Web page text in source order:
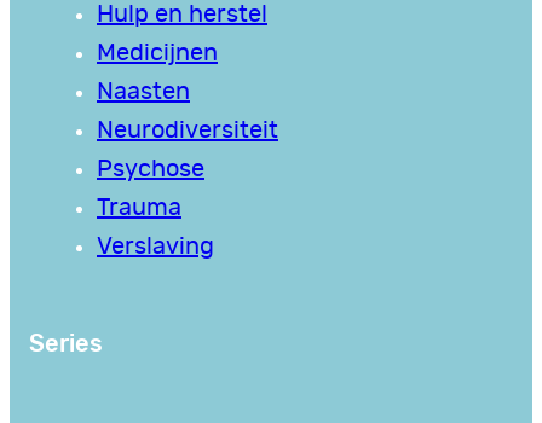
Hulp en herstel
Medicijnen
Naasten
Neurodiversiteit
Psychose
Trauma
Verslaving
Series